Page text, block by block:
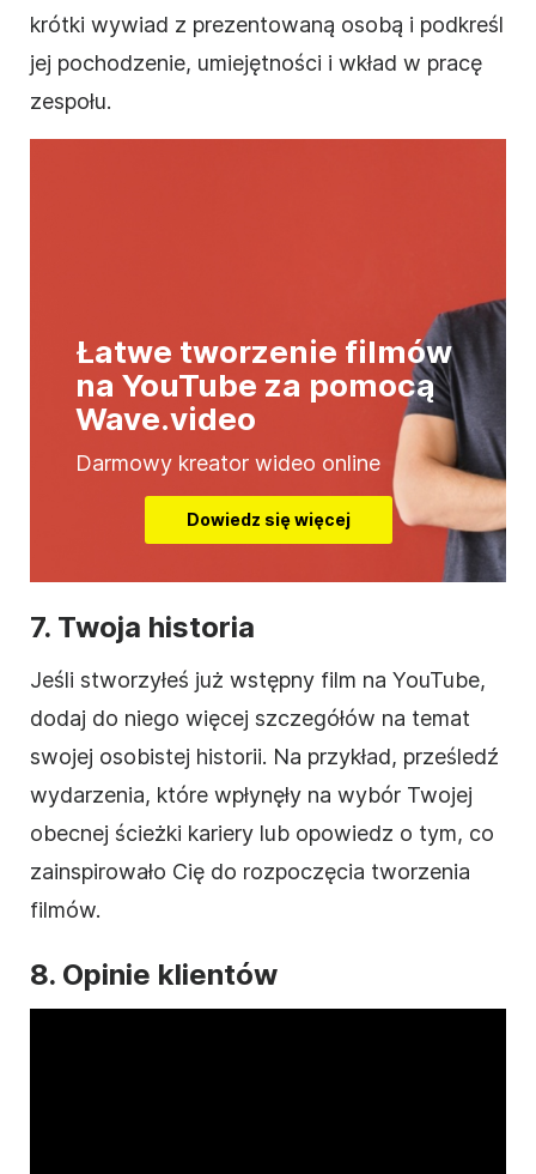
krótki wywiad z prezentowaną osobą i podkreśl
jej pochodzenie, umiejętności i wkład w pracę
zespołu.
Łatwe tworzenie filmów
na YouTube za pomocą
Wave.video
Darmowy kreator wideo online
Dowiedz się więcej
7. Twoja historia
Jeśli stworzyłeś już wstępny film na YouTube,
dodaj do niego więcej szczegółów na temat
swojej osobistej historii. Na przykład, prześledź
wydarzenia, które wpłynęły na wybór Twojej
obecnej ścieżki kariery lub opowiedz o tym, co
zainspirowało Cię do rozpoczęcia tworzenia
filmów.
8. Opinie klientów